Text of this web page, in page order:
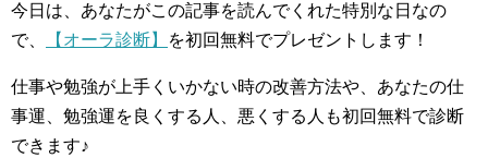
今日は、あなたがこの記事を読んでくれた特別な日なの
で、
【オーラ診断】 を初回無料でプレゼントします！
仕事や勉強が上手くいかない時の改善方法や、あなたの仕
事運、勉強運を良くする人、悪くする人も初回無料で診断
できます♪